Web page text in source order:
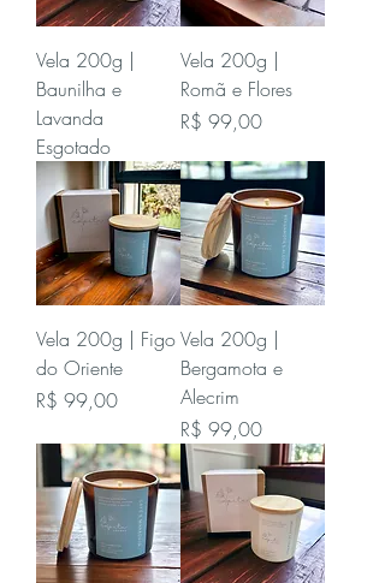
VELAS AROMÁTICAS AROMATIZADORES
BEM-ESTAR CERÂMICAS
KITS E PRESENTES ACESSÓRIOS
Vela 200g |
Baunilha e
Lavanda
Esgotado
Vela 200g |
Romã e Flores
Preço
R$ 99,00
Vela 200g | Figo
do Oriente
Preço
R$ 99,00
Vela 200g |
Bergamota e
Alecrim
Preço
R$ 99,00